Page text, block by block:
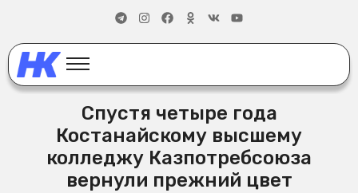
Спустя четыре года
Костанайскому высшему
колледжу Казпотребсоюза
вернули прежний цвет